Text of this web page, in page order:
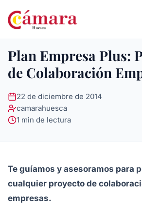
Plan Empresa Plus:
de Colaboración
22 de diciembre de 2014
camarahuesca
1 min de lectura
Te guíamos y asesoramos para
cualquier proyecto de
empresas.